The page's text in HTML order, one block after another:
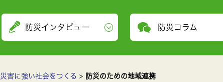
防災インタビュー 防災コラム
災害に強い社会をつくる 防災のための地域連携